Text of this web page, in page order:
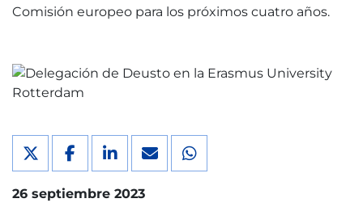
Comisión europeo para los próximos cuatro años.
26 septiembre 2023